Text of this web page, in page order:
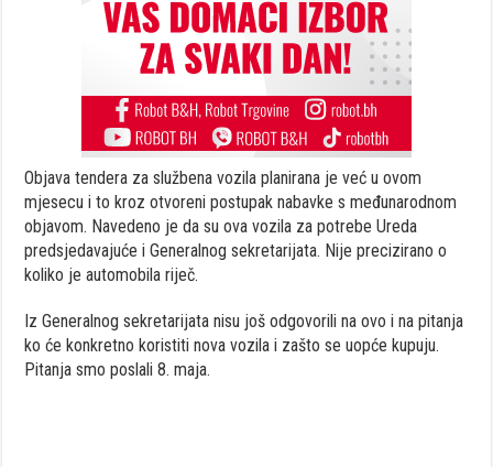
Objava tendera za službena vozila planirana je već u ovom
mjesecu i to kroz otvoreni postupak nabavke s međunarodnom
objavom. Navedeno je da su ova vozila za potrebe Ureda
predsjedavajuće i Generalnog sekretarijata. Nije precizirano o
koliko je automobila riječ.
Iz Generalnog sekretarijata nisu još odgovorili na ovo i na pitanja
ko će konkretno koristiti nova vozila i zašto se uopće kupuju.
Pitanja smo poslali 8. maja.